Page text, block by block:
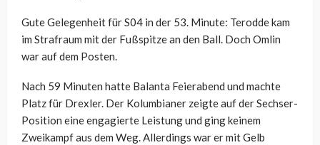
Gute Gelegenheit für S04 in der 53. Minute: Terodde kam
im Strafraum mit der Fußspitze an den Ball. Doch Omlin
war auf dem Posten.
Nach 59 Minuten hatte Balanta Feierabend und machte
Platz für Drexler. Der Kolumbianer zeigte auf der Sechser-
Position eine engagierte Leistung und ging keinem
Zweikampf aus dem Weg. Allerdings war er mit Gelb